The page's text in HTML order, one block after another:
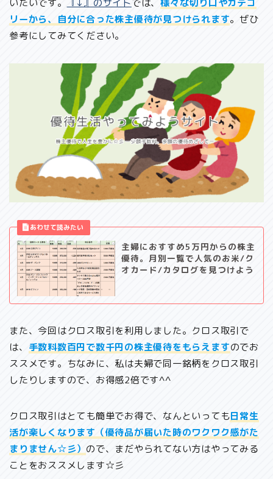
いたいです。 『↓』のサイトでは、様々な切り口やカテゴ
リーから、自分に合った株主優待が見つけられます。ぜひ
参考にしてみてください。
主婦におすすめ5万円からの株主
優待。月別一覧で人気のお米/ク
オカード/カタログを見つけよう
また、今回はクロス取引を利用しました。クロス取引で
は、 手数料数百円で数千円の株主優待をもらえますのでお
ススメです。ちなみに、私は夫婦で同一銘柄をクロス取引
したりしますので、お得感2倍です^^
クロス取引はとても簡単でお得で、なんといっても日常生
活が楽しくなります（優待品が届いた時のワクワク感がた
まりません☆彡） ので、まだやられてない方はやってみる
ことをおススメします☆彡